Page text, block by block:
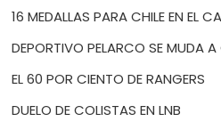
16 MEDALLAS PARA CHILE EN EL
DEPORTIVO PELARCO SE MUDA
EL 60 POR CIENTO DE RANGERS
DUELO DE COLISTAS EN LNB